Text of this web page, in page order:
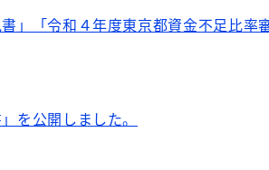
」「令和４年度東京都資金不足比率
を公開しました。